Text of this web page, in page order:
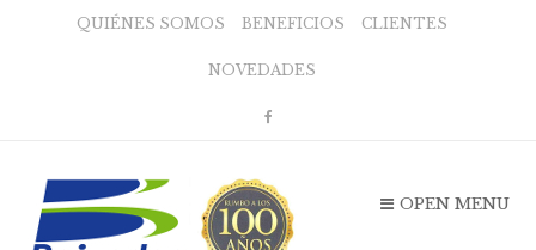
QUIÉNES SOMOS BENEFICIOS CLIENTES
NOVEDADES
OPEN MENU